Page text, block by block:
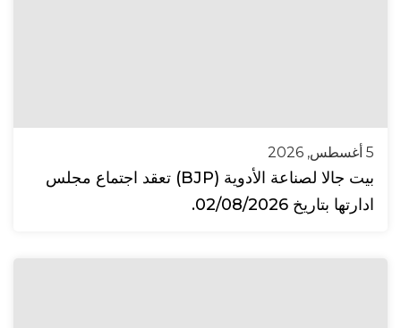
5 أغسطس, 2026
بيت جالا لصناعة الأدوية (BJP) تعقد اجتماع مجلس
ادارتها بتاريخ 02/08/2026.